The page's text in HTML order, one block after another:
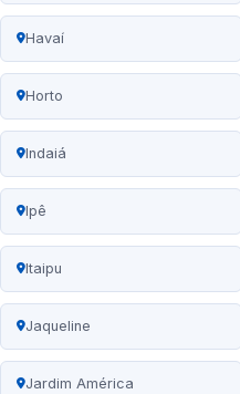
Havaí
Horto
Indaiá
Ipê
Itaipu
Jaqueline
Jardim América